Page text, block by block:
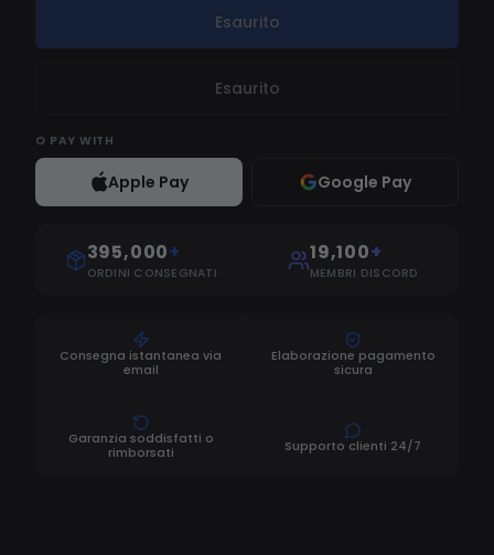
Esaurito
Esaurito
O PAY WITH
Apple Pay Google Pay
395,000+
ORDINI CONSEGNATI
19,100+
MEMBRI DISCORD
Consegna istantanea via
email
Elaborazione pagamento
sicura
Garanzia soddisfatti o
rimborsati
Supporto clienti 24/7